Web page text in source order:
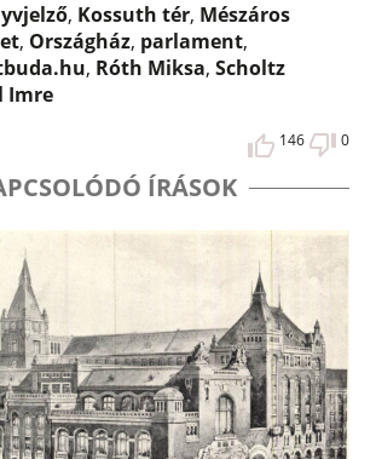
, Kossuth tér, Mészáros
, Országház, parlament,
, Róth Miksa,Scholtz
Imre
146 0
ÍRÁSOK